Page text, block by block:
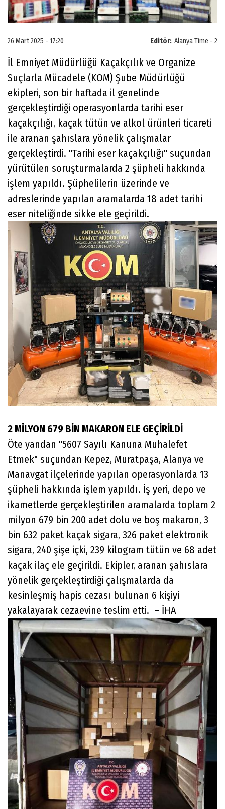
Editör: Alanya Time - 2
26 Mart 2025 - 17:20
İl Emniyet Müdürlüğü Kaçakçılık ve Organize
Suçlarla Mücadele (KOM) Şube Müdürlüğü
ekipleri, son bir haftada il genelinde
gerçekleştirdiği operasyonlarda tarihi eser
kaçakçılığı, kaçak tütün ve alkol ürünleri ticareti
ile aranan şahıslara yönelik çalışmalar
gerçekleştirdi. "Tarihi eser kaçakçılığı" suçundan
yürütülen soruşturmalarda 2 şüpheli hakkında
işlem yapıldı. Şüphelilerin üzerinde ve
adreslerinde yapılan aramalarda 18 adet tarihi
eser niteliğinde sikke ele geçirildi.
2 MİLYON 679 BİN MAKARON ELE GEÇİRİLDİ
Öte yandan "5607 Sayılı Kanuna Muhalefet
Etmek" suçundan Kepez, Muratpaşa, Alanya ve
Manavgat ilçelerinde yapılan operasyonlarda 13
şüpheli hakkında işlem yapıldı. İş yeri, depo ve
ikametlerde gerçekleştirilen aramalarda toplam 2
milyon 679 bin 200 adet dolu ve boş makaron, 3
bin 632 paket kaçak sigara, 326 paket elektronik
sigara, 240 şişe içki, 239 kilogram tütün ve 68 adet
kaçak ilaç ele geçirildi. Ekipler, aranan şahıslara
yönelik gerçekleştirdiği çalışmalarda da
kesinleşmiş hapis cezası bulunan 6 kişiyi
yakalayarak cezaevine teslim etti. – İHA